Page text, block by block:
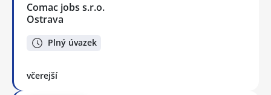
Comac jobs s.r.o.
Ostrava
Plný úvazek
včerejší